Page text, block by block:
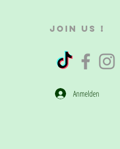
JOIN US !
Anmelden